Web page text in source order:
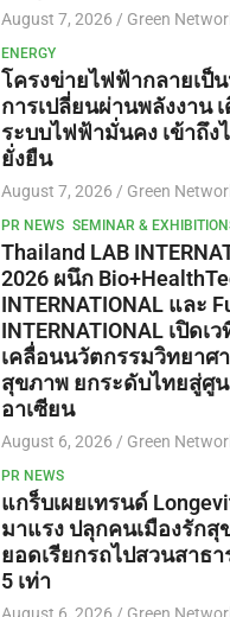
August 7, 2026 Green
ENERGY
โครงข่ายไฟฟ้ากลายเป็
การเปลี่ยนผ่านพลังงาน
ระบบไฟฟ้ามั่นคง เข้าถึง
ยั่งยืน
August 7, 2026 Green
PR NEWS SEMINAR &
Thailand LAB
2026 ผนึก
INTERNATIONAL และ
INTERNATIONAL เปิดเ
เคลื่อนนวัตกรรมวิทยาศ
สุขภาพ ยกระดับไทยสู่ศู
อาเซียน
August 6, 2026 Green
PR NEWS
แกร็บเผยเทรนด์
มาแรง ปลุกคนเมืองรัก
ยอดเรียกรถไปสวนสาธ
5 เท่า